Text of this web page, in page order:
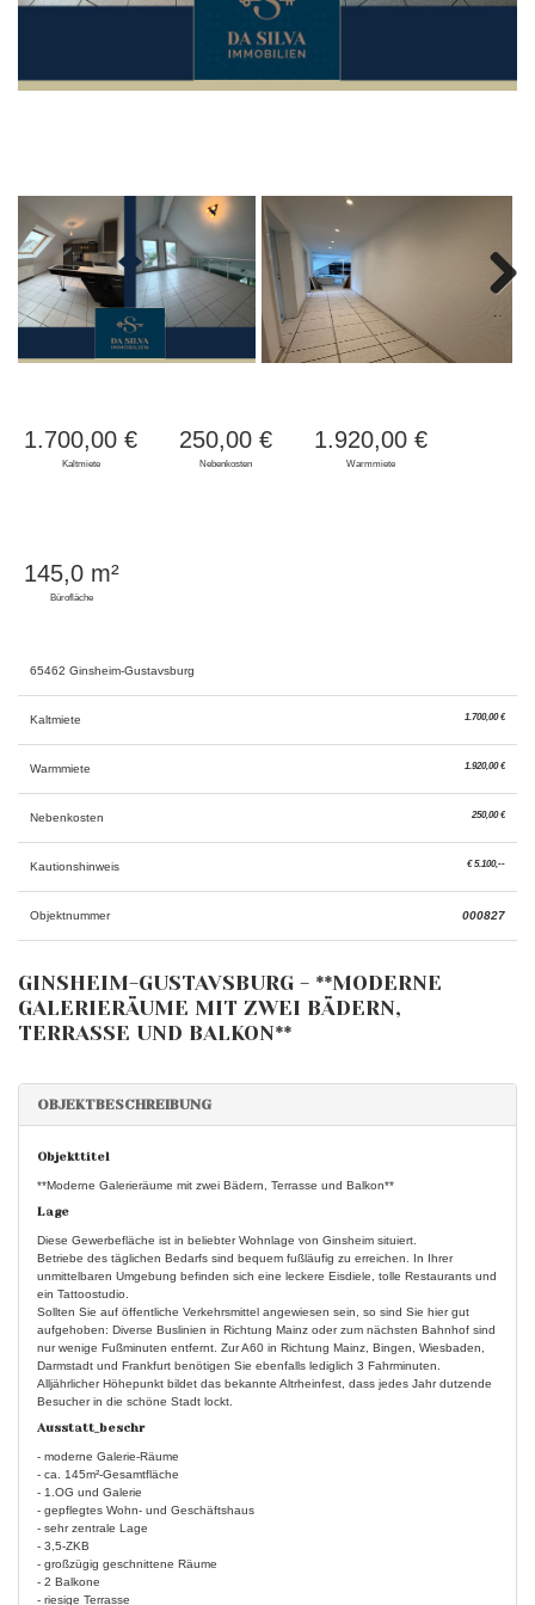
Next
1.700,00 €
Kaltmiete
250,00 €
Nebenkosten
1.920,00 €
Warmmiete
145,0 m²
Bürofläche
65462 Ginsheim-Gustavsburg
Kaltmiete 1.700,00 €
Warmmiete 1.920,00 €
Nebenkosten 250,00 €
Kautionshinweis € 5.100,--
Objektnummer 000827
GINSHEIM-GUSTAVSBURG - **MODERNE
GALERIERÄUME MIT ZWEI BÄDERN,
TERRASSE UND BALKON**
OBJEKTBESCHREIBUNG
Objekttitel
**Moderne Galerieräume mit zwei Bädern, Terrasse und Balkon**
Lage
Diese Gewerbefläche ist in beliebter Wohnlage von Ginsheim situiert.
Betriebe des täglichen Bedarfs sind bequem fußläufig zu erreichen. In Ihrer
unmittelbaren Umgebung befinden sich eine leckere Eisdiele, tolle Restaurants und
ein Tattoostudio.
Sollten Sie auf öffentliche Verkehrsmittel angewiesen sein, so sind Sie hier gut
aufgehoben: Diverse Buslinien in Richtung Mainz oder zum nächsten Bahnhof sind
nur wenige Fußminuten entfernt. Zur A60 in Richtung Mainz, Bingen, Wiesbaden,
Darmstadt und Frankfurt benötigen Sie ebenfalls lediglich 3 Fahrminuten.
Alljährlicher Höhepunkt bildet das bekannte Altrheinfest, dass jedes Jahr dutzende
Besucher in die schöne Stadt lockt.
Ausstatt_beschr
- moderne Galerie-Räume
- ca. 145m²-Gesamtfläche
- 1.OG und Galerie
- gepflegtes Wohn- und Geschäftshaus
- sehr zentrale Lage
- 3,5-ZKB
- großzügig geschnittene Räume
- 2 Balkone
- riesige Terrasse